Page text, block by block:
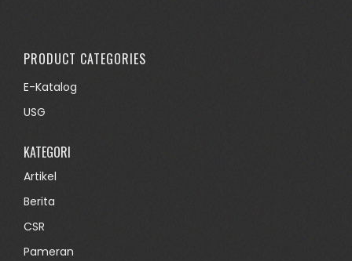
PRODUCT CATEGORIES
E-Katalog
USG
KATEGORI
Artikel
Berita
CSR
Pameran